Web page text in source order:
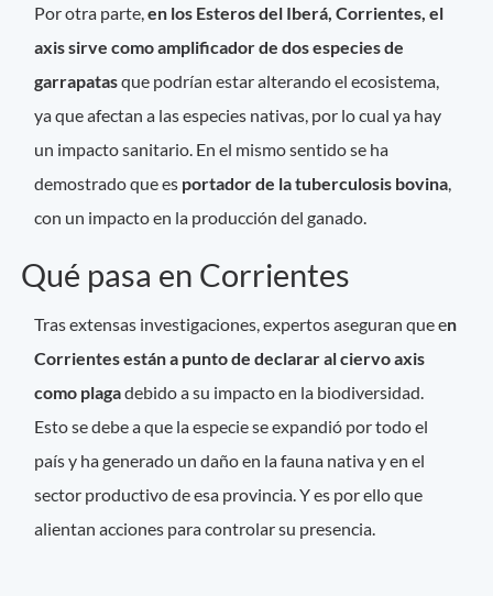
Por otra parte,en los Esteros del Iberá, Corrientes, el
axis sirve como amplificador de dos especies de
garrapatasque podrían estar alterando el ecosistema,
ya que afectan a las especies nativas, por lo cual ya hay
un impacto sanitario. En el mismo sentido se ha
demostrado que es portador de la tuberculosis bovina
con un impacto en la producción del ganado.
Qué pasa en Corrientes
Tras extensas investigaciones, expertos aseguran que en
Corrientes están a punto de declarar al ciervo axis
como plagadebido a su impacto en la biodiversidad.
Esto se debe a que la especie se expandió por todo el
país y ha generado un daño en la fauna nativa y en el
sector productivo de esa provincia. Y es por ello que
alientan acciones para controlar su presencia.